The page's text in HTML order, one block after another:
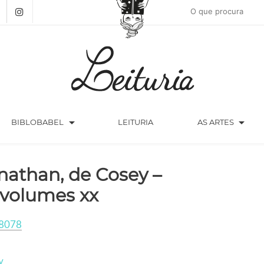
BIBLOBABEL arrow_drop_down LEITURIA AS ARTES arrow_drop_down
de Cosey –
xx